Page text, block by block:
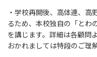
・学校再開後、高体連、高
るため、本校独自の「とわ
を講じます。詳細は各顧問
おかれましては特段のご理